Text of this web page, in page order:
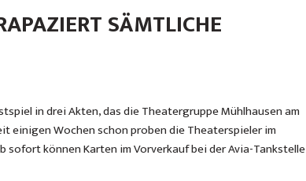
SÄMTLICHE
in drei Akten, das die Theatergruppe Mühlhausen am
einigen Wochen schon proben die Theaterspieler im
sofort können Karten im Vorverkauf bei der Avia-Tankstelle